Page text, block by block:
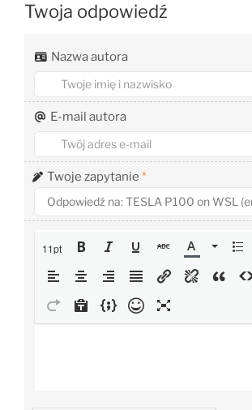
Twoja odpowiedź
Nazwa autora
E-mail autora
Twoje zapytanie *
11pt